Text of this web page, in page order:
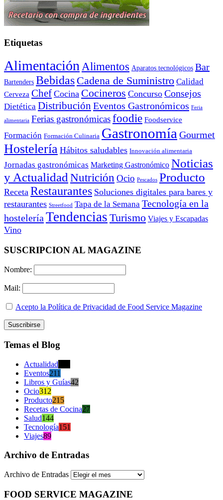
Etiquetas
Alimentación Alimentos Aparatos tecnológicos Bar
Bartenders Bebidas Cadena de Suministro Calidad
Cerveza Chef Cocina Cocineros Concurso Consejos
Dietética Distribución Eventos Gastronómicos Feria
alimentaria Ferias gastronómicasfoodie Foodservice
Formación Formación Culinaria Gastronomía Gourmet
Hostelería Hábitos saludables Innovación alimentaria
Jornadas gastronómicas Marketing Gastronómico Noticias
y Actualidad Nutrición Ocio Pescados Producto
Receta Restaurantes Soluciones digitales para bares y
restaurantes Streetfood Tapa de la Semana Tecnología en la
hostelería Tendencias Turismo Viajes y Escapadas
Vino
SUSCRIPCION AL MAGAZINE
Nombre:
Mail:
Acepto la Política de Privacidad de Food Service Magazine
Temas el Blog
Actualidad
Eventos211
Libros y Guías42
Ocio312
Producto215
Recetas de Cocina27
Salud144
Tecnología151
Viajes89
Archivo de Entradas
Archivo de Entradas
FOOD SERVICE MAGAZINE